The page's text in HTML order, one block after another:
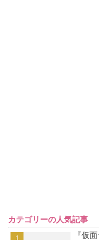
カテゴリーの人気記事
『仮